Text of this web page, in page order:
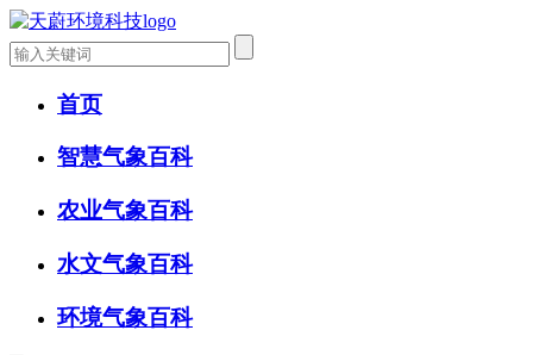
首页
智慧气象百科
农业气象百科
水文气象百科
环境气象百科